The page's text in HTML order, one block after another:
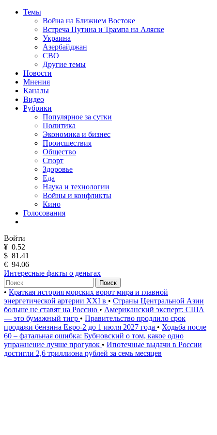
Темы
Война на Ближнем Востоке
Встреча Путина и Трампа на Аляске
Украина
Азербайджан
СВО
Другие темы
Новости
Мнения
Каналы
Видео
Рубрики
Популярное за сутки
Политика
Экономика и бизнес
Происшествия
Общество
Спорт
Здоровье
Еда
Наука и технологии
Войны и конфликты
Кино
Голосования
Войти
¥ 0.52
$ 81.41
€ 94.06
Интересные факты о деньгах
Поиск
• Краткая история морских ворот мира и главной
энергетической артерии XXI в • Страны Центральной Азии
больше не ставят на Россию • Американский эксперт: США
— это бумажный тигр • Правительство продлило срок
продажи бензина Евро-2 до 1 июля 2027 года • Ходьба после
60 – фатальная ошибка: Бубновский о том, какое одно
упражнение лучше прогулок • Ипотечные выдачи в России
достигли 2,6 триллиона рублей за семь месяцев